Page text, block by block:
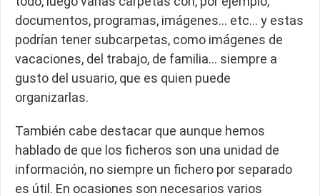
documentos, programas, imágenes… etc… y estas
podrían tener subcarpetas, como imágenes de
vacaciones, del trabajo, de familia… siempre a
gusto del usuario, que es quien puede
organizarlas.
También cabe destacar que aunque hemos
hablado de que los ficheros son una unidad de
información, no siempre un fichero por separado
es útil. En ocasiones son necesarios varios